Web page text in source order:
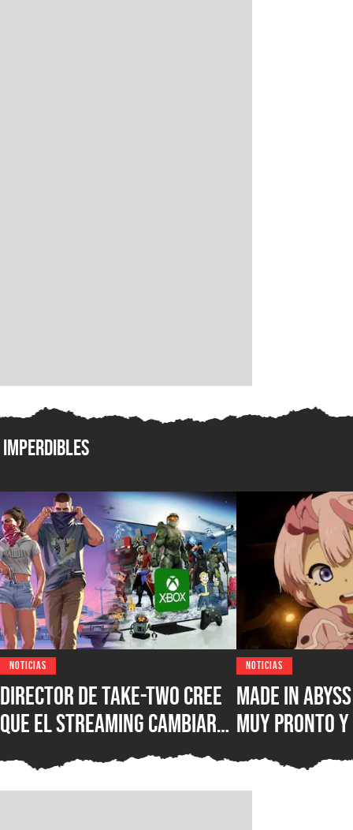
Imperdibles
NOTICIAS
Director de Take-Two cree
que el streaming cambiará
para siempre los
videojuegos: “Dispositivos
NOTICIAS
Made in
muy pronto
ventana de
nueva